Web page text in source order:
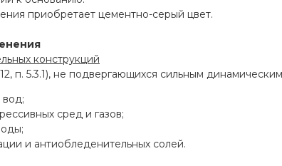
приобретает цементно-серый цвет.
конструкций
п. 5.3.1), не подвергающихся сильным
вод;
сред и газов;
и антиобледенительных солей.